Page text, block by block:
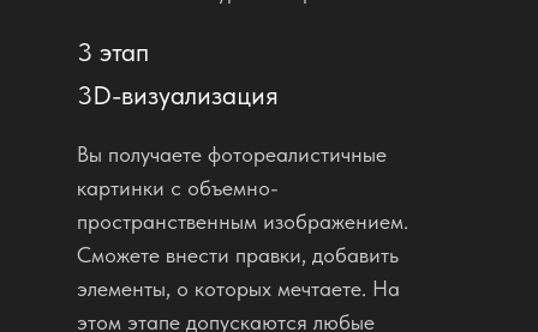
3D-визуализация
Вы получаете фотореалистичные
картинки с объемно-
пространственным изображением.
Сможете внести правки, добавить
элементы, о которых мечтаете. На
этом этапе допускаются любые
3 этап